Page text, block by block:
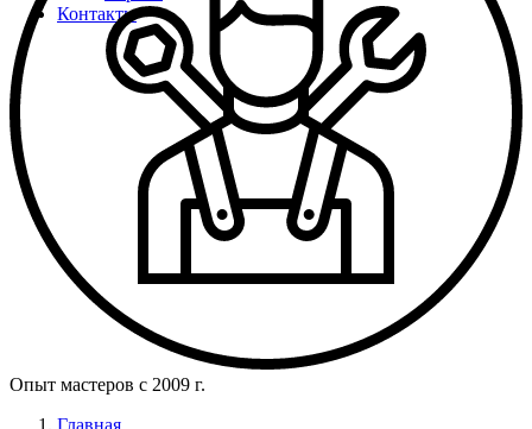
Контакты
Опыт мастеров с 2009 г.